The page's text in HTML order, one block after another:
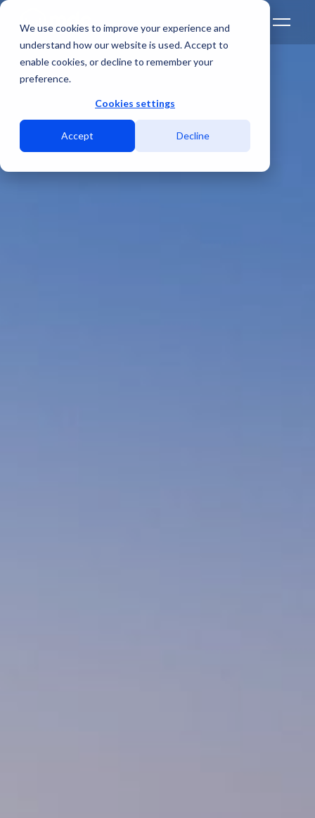
We use cookies to improve your experience and
understand how our website is used. Accept to
enable cookies, or decline to remember your
preference.
Cookies settings
Accept Decline